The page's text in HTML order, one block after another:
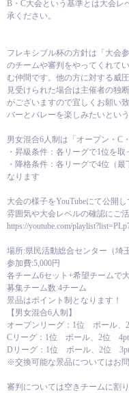
B・C大会という基準とは大会レ
承ください。
フレキシブル杯の方針は「大会
のチームや審判をやってくれて
む仲間です。他の方に対する威
見受けられた場合は主催者の独
がございますので宜しくお願い
バーとバレーを楽しみたいとい
男女混合6人制は「オープン・C
・昇級条件：各リーグで1位を
・降格条件：各リーグで4位（
なります
大会の様子をYouTubeにて公開し
雰囲気や大会レベルの確認にご
https://youtube.com/
場所:県民活動総合センター（埼
参加費:5,000円
各チーム6セット+希望チームで
募集チーム数:4チーム
景品はポイント制となります！
【男女混合6人制】
オープンリーグ：1位 ボール
Cリーグ：1位 ボール、2位
Dリーグ：1位 ボール、2位
※交換可能な景品についてはお問
審判については空きチームに割